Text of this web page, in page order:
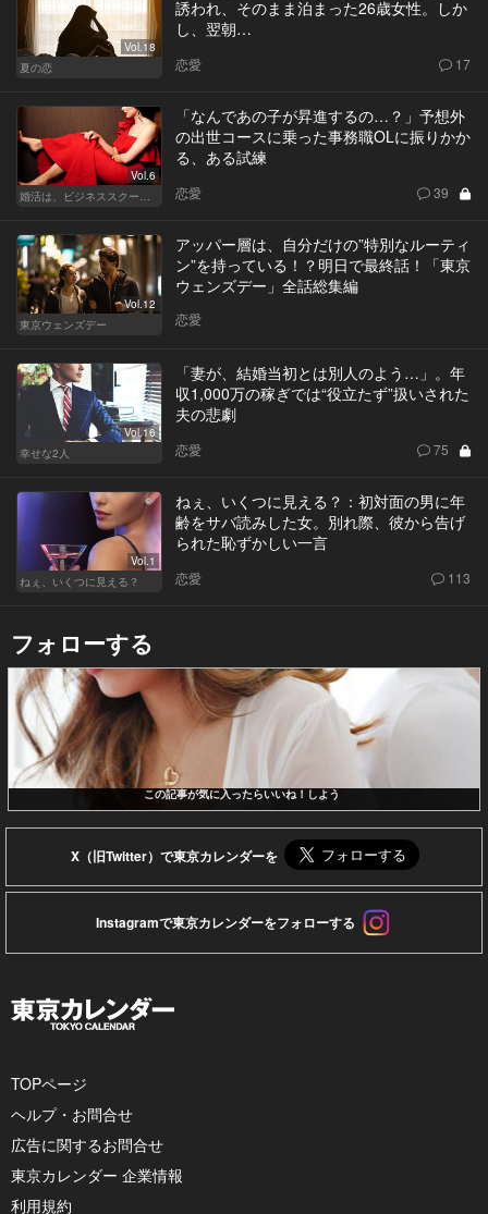
Vol.18
夏の恋
誘われ、そのまま泊まった26歳女性。しか
し、翌朝…
恋愛 17
Vol.6
「なんであの子が昇進するの…？」予想外
の出世コースに乗った事務職OLに振りかか
る、ある試練
恋愛 39
Vol.12
東京ウェンズデー
アッパー層は、自分だけの”特別なルーティ
ン”を持っている！？明日で最終話！「東京
ウェンズデー」全話総集編
恋愛
Vol.16
幸せな2人
「妻が、結婚当初とは別人のよう…」。年
収1,000万の稼ぎでは“役立たず”扱いされた
夫の悲劇
恋愛 75
Vol.1
ねぇ、いくつに見える？
ねぇ、いくつに見える？：初対面の男に年
齢をサバ読みした女。別れ際、彼から告げ
られた恥ずかしい一言
恋愛 113
フォローする
この記事が気に入ったらいいね！しよう
X（旧Twitter）で東京カレンダーを
Instagramで東京カレンダーをフォローする
TOPページ
ヘルプ・お問合せ
広告に関するお問合せ
東京カレンダー 企業情報
利用規約